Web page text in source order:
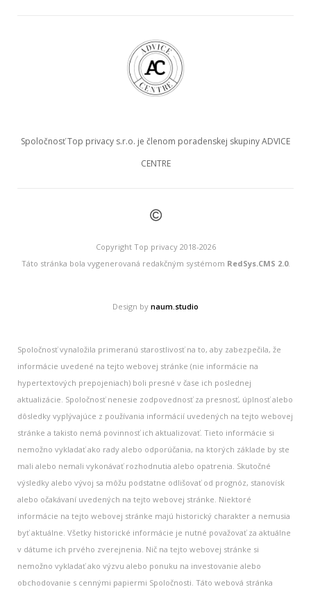
Spoločnosť Top privacy s.r.o. je členom poradenskej skupiny ADVICE
CENTRE
©
Copyright Top privacy 2018-2026
Táto stránka bola vygenerovaná redakčným systémom RedSys.CMS 2.0.
Design by naum.studio
Spoločnosť vynaložila primeranú starostlivosť na to, aby zabezpečila, že
informácie uvedené na tejto webovej stránke (nie informácie na
hypertextových prepojeniach) boli presné v čase ich poslednej
aktualizácie. Spoločnosť nenesie zodpovednosť za presnosť, úplnosť alebo
dôsledky vyplývajúce z používania informácií uvedených na tejto webovej
stránke a takisto nemá povinnosť ich aktualizovať. Tieto informácie si
nemožno vykladať ako rady alebo odporúčania, na ktorých základe by ste
mali alebo nemali vykonávať rozhodnutia alebo opatrenia. Skutočné
výsledky alebo vývoj sa môžu podstatne odlišovať od prognóz, stanovísk
alebo očakávaní uvedených na tejto webovej stránke. Niektoré
informácie na tejto webovej stránke majú historický charakter a nemusia
byť aktuálne. Všetky historické informácie je nutné považovať za aktuálne
v dátume ich prvého zverejnenia. Nič na tejto webovej stránke si
nemožno vykladať ako výzvu alebo ponuku na investovanie alebo
obchodovanie s cennými papiermi Spoločnosti. Táto webová stránka